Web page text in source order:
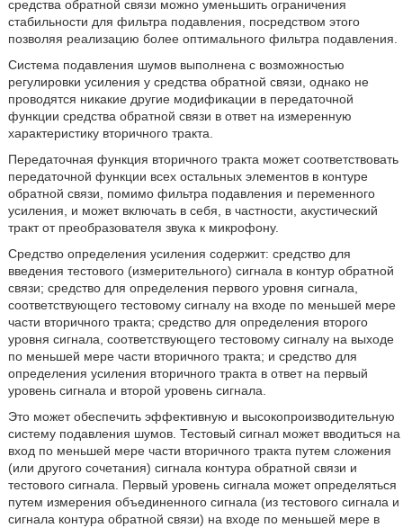
средства обратной связи можно уменьшить ограничения
стабильности для фильтра подавления, посредством этого
позволяя реализацию более оптимального фильтра подавления.
Система подавления шумов выполнена с возможностью
регулировки усиления у средства обратной связи, однако не
проводятся никакие другие модификации в передаточной
функции средства обратной связи в ответ на измеренную
характеристику вторичного тракта.
Передаточная функция вторичного тракта может соответствовать
передаточной функции всех остальных элементов в контуре
обратной связи, помимо фильтра подавления и переменного
усиления, и может включать в себя, в частности, акустический
тракт от преобразователя звука к микрофону.
Средство определения усиления содержит: средство для
введения тестового (измерительного) сигнала в контур обратной
связи; средство для определения первого уровня сигнала,
соответствующего тестовому сигналу на входе по меньшей мере
части вторичного тракта; средство для определения второго
уровня сигнала, соответствующего тестовому сигналу на выходе
по меньшей мере части вторичного тракта; и средство для
определения усиления вторичного тракта в ответ на первый
уровень сигнала и второй уровень сигнала.
Это может обеспечить эффективную и высокопроизводительную
систему подавления шумов. Тестовый сигнал может вводиться на
вход по меньшей мере части вторичного тракта путем сложения
(или другого сочетания) сигнала контура обратной связи и
тестового сигнала. Первый уровень сигнала может определяться
путем измерения объединенного сигнала (из тестового сигнала и
сигнала контура обратной связи) на входе по меньшей мере в